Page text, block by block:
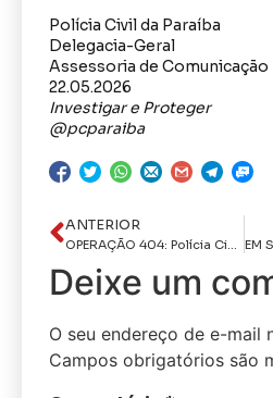
Polícia Civil da Paraíba
Delegacia-Geral
Assessoria de Comunicação
22.05.2026
Investigar e Proteger
@pcparaiba
ANTERIOR
Deixe um
O seu endereço de e-mail
Campos obrigatórios são